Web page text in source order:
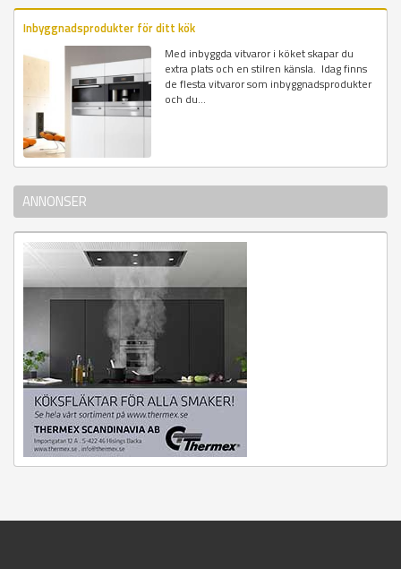
Inbyggnadsprodukter för ditt kök
Med inbyggda vitvaror i köket skapar du
extra plats och en stilren känsla. Idag finns
de flesta vitvaror som inbyggnadsprodukter
och du...
ANNONSER